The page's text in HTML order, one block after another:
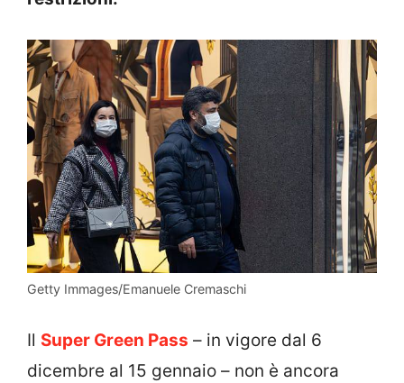
Getty Immages/Emanuele Cremaschi
Il Super Green Pass – in vigore dal 6
dicembre al 15 gennaio – non è ancora